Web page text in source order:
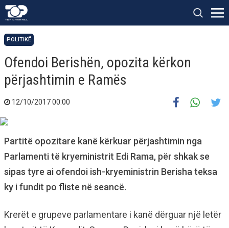
POLITIKË
Ofendoi Berishën, opozita kërkon
përjashtimin e Ramës
12/10/2017 00:00
Partitë opozitare kanë kërkuar përjashtimin nga
Parlamenti të kryeministrit Edi Rama, për shkak se
sipas tyre ai ofendoi ish-kryeministrin Berisha teksa
ky i fundit po fliste në seancë.
Krerët e grupeve parlamentare i kanë dërguar një letër